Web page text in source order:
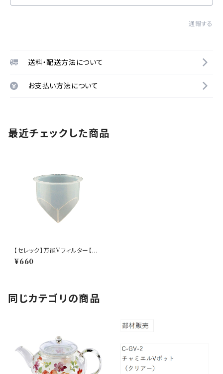
通報する
送料・配送方法について
お支払い方法について
最近チェックした商品
【セレック】万能Vフィルター【C-
V-2】
¥660
同じカテゴリの商品